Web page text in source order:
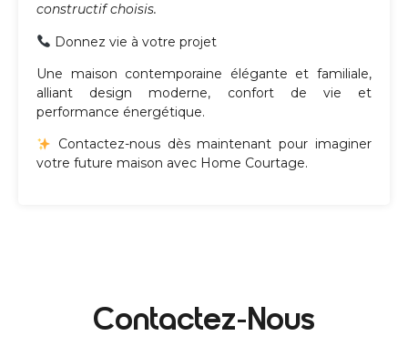
constructif choisis.
Donnez vie à votre projet
Une maison contemporaine élégante et familiale,
alliant design moderne, confort de vie et
performance énergétique.
Contactez-nous dès maintenant pour imaginer
votre future maison avec Home Courtage.
Contactez-Nous